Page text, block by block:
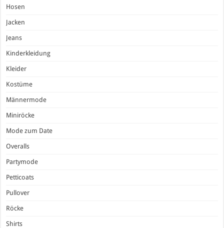
Hosen
Jacken
Jeans
Kinderkleidung
Kleider
Kostüme
Männermode
Miniröcke
Mode zum Date
Overalls
Partymode
Petticoats
Pullover
Röcke
Shirts